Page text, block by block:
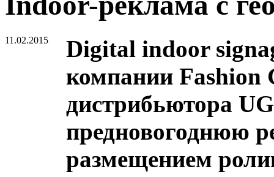
11.02.2015
Digital indoor
компании Fashion
дистрибьютора
предновогоднюю
размещением